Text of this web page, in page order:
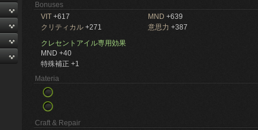
Bonuses
VIT +617 MND +639
クリティカル +271 意思力 +387
クレセントアイル専用効果
MND +40
特殊補正 +1
Materia
Craft & Repair